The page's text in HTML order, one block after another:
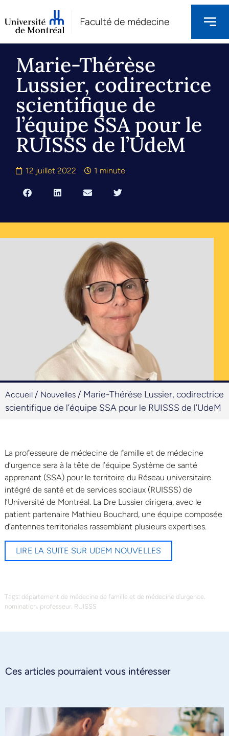
Faculté de médecine
Marie-Thérèse
Lussier, codirectrice
scientifique de
l’équipe SSA pour le
RUISSS de l’UdeM
12 juillet 2022 1 minute
Accueil / Nouvelles / Marie-Thérèse Lussier, codirectrice
scientifique de l’équipe SSA pour le RUISSS de l’UdeM
La professeure de médecine de famille et de médecine
d’urgence sera à la tête de l’équipe Système de santé
apprenant (SSA) pour le territoire du Réseau universitaire
intégré de santé et de services sociaux (RUISSS) de
l’Université de Montréal. La Dre Lussier dirigera, avec le
patient partenaire Mathieu Bouchard, une équipe composée
d’antennes territoriales rassemblant plusieurs expertises.
LIRE LA SUITE SUR UDEM NOUVELLES
Tags: département de médecine de famille et de médecine d'urgence,
nomination, professeur, RUISSS
Ces articles pourraient vous intéresser